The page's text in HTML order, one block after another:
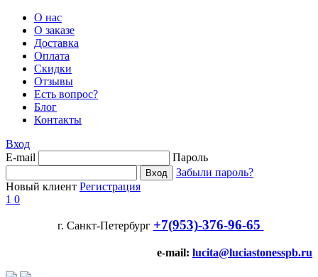
О нас
О заказе
Доставка
Оплата
Скидки
Отзывы
Есть вопрос?
Блог
Контакты
Вход
E-mail
Пароль
Забыли пароль?
Новый клиент Регистрация
1 0
г. Санкт-Петербург +7(953)-376-96-65
e-mail: lucita@luciastonesspb.ru